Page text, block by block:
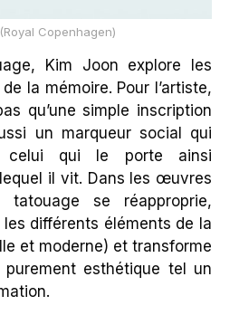
Copenhagen)
Kim Joon explore les
la mémoire. Pour l’artiste,
qu’une simple inscription
un marqueur social qui
celui qui le porte ainsi
lequel il vit. Dans les œuvres
se réapproprie,
différents éléments de la
et moderne) et transforme
esthétique tel un